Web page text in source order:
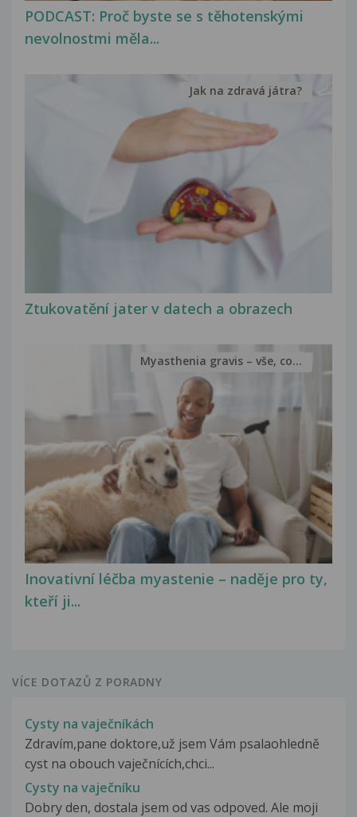
PODCAST: Proč byste se s těhotenskými
nevolnostmi měla...
Ztukovatění jater v datech a obrazech
Jak na zdravá játra?
Inovativní léčba myastenie – naděje pro ty,
kteří ji...
Myasthenia gravis – vše, co...
VÍCE DOTAZŮ Z PORADNY
Cysty na vaječníkách
Zdravím,pane doktore,už jsem Vám psalaohledně
cyst na obouch vaječnících,chci...
Cysty na vaječníku
Dobry den, dostala jsem od vas odpoved. Ale moji